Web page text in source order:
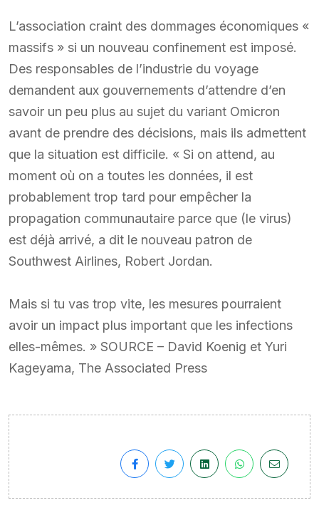
L’association craint des dommages économiques «
massifs » si un nouveau confinement est imposé.
Des responsables de l’industrie du voyage
demandent aux gouvernements d’attendre d’en
savoir un peu plus au sujet du variant Omicron
avant de prendre des décisions, mais ils admettent
que la situation est difficile. « Si on attend, au
moment où on a toutes les données, il est
probablement trop tard pour empêcher la
propagation communautaire parce que (le virus)
est déjà arrivé, a dit le nouveau patron de
Southwest Airlines, Robert Jordan.
Mais si tu vas trop vite, les mesures pourraient
avoir un impact plus important que les infections
elles-mêmes. » SOURCE – David Koenig et Yuri
Kageyama, The Associated Press